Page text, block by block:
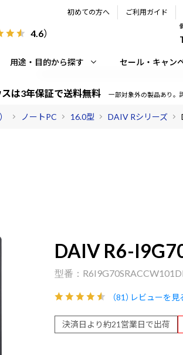
4.6）
初めての方へ ご利用ガイド
用途・目的から探す セール・キャン
スは3年保証で送料無料 一部対象外の製品あり。
ノートPC 16.0型 DAIV Rシリーズ
DAIV R6-
（81）レビューを見
決済日より約21営業日で出荷